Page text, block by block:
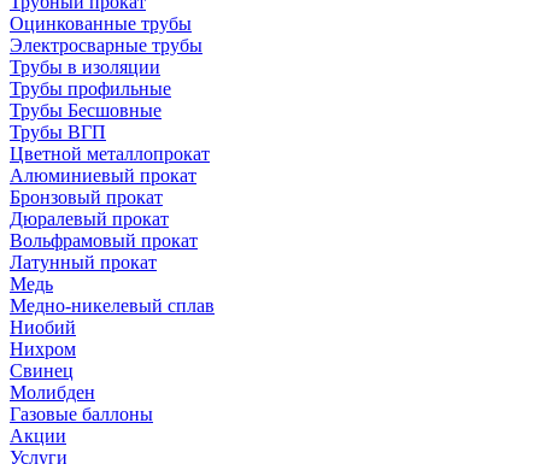
Оцинкованные трубы
Электросварные трубы
Трубы в изоляции
Трубы профильные
Трубы Бесшовные
Трубы ВГП
Цветной металлопрокат
Алюминиевый прокат
Бронзовый прокат
Дюралевый прокат
Вольфрамовый прокат
Латунный прокат
Медь
Медно-никелевый сплав
Ниобий
Нихром
Свинец
Молибден
Газовые баллоны
Акции
Услуги